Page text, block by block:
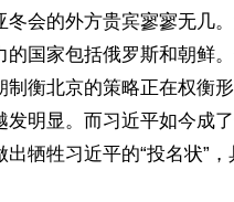
冬会的外方贵宾寥寥无几
的国家包括俄罗斯和朝鲜
制衡北京的策略正在权衡
发明显。而习近平如今成
牺牲习近平的“投名状”，